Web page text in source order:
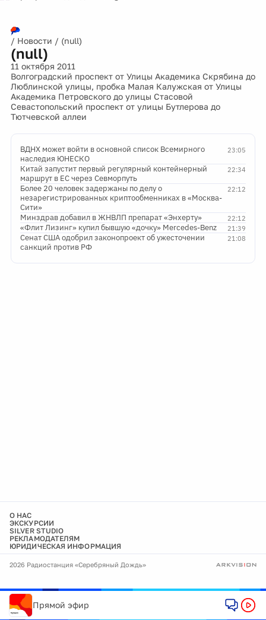
/ Новости / (null)
(null)
11 октября 2011
Волгоградский проспект от Улицы Академика Скрябина до
Люблинской улицы, пробка Малая Калужская от Улицы
Академика Петровского до улицы Стасовой
Севастопольский проспект от улицы Бутлерова до
Тютчевской аллеи
23:05
ВДНХ может войти в основной список Всемирного
наследия ЮНЕСКО
22:34
Китай запустит первый регулярный контейнерный
маршрут в ЕС через Севморпуть
22:12
Более 20 человек задержаны по делу о
незарегистрированных криптообменниках в «Москва-
Сити»
22:12
Минздрав добавил в ЖНВЛП препарат «Энхерту»
21:39
«Флит Лизинг» купил бывшую «дочку» Mercedes-Benz
21:08
Сенат США одобрил законопроект об ужесточении
санкций против РФ
О НАС
ЭКСКУРСИИ
SILVER STUDIO
РЕКЛАМОДАТЕЛЯМ
ЮРИДИЧЕСКАЯ ИНФОРМАЦИЯ
2026 Радиостанция «Серебряный Дождь»
Прямой эфир